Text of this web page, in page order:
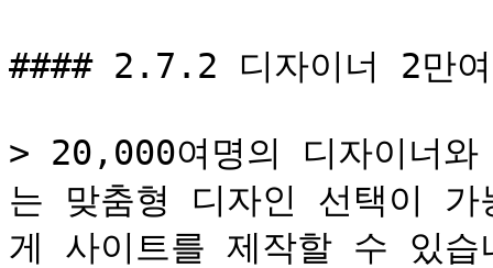
#### 2.7.2 디자이너 2만여
> 20,000여명의 디자이너
는 맞춤형 디자인 선택이
게 사이트를 제작할 수 있